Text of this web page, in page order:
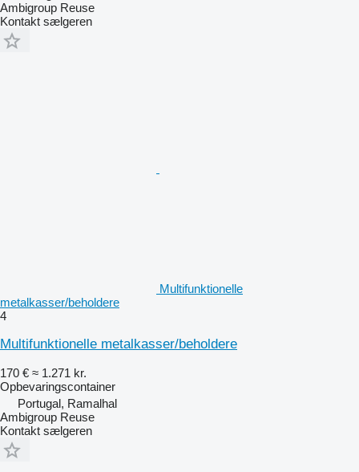
Ambigroup Reuse
Kontakt sælgeren
Multifunktionelle
metalkasser/beholdere
4
Multifunktionelle metalkasser/beholdere
170 € ≈ 1.271 kr.
Opbevaringscontainer
Portugal, Ramalhal
Ambigroup Reuse
Kontakt sælgeren